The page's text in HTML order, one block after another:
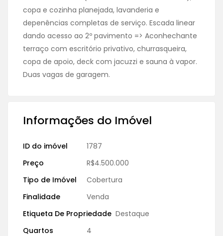
copa e cozinha planejada, lavanderia e
depenências completas de serviço. Escada linear
dando acesso ao 2º pavimento => Aconhechante
terraço com escritório privativo, churrasqueira,
copa de apoio, deck com jacuzzi e sauna à vapor.
Duas vagas de garagem.
Informações do Imóvel
ID do imóvel
1787
Preço
R$4.500.000
Tipo de Imóvel
Cobertura
Finalidade
Venda
Etiqueta De Propriedade Destaque
Quartos
4